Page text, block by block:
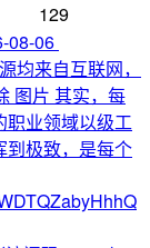
129
08-06
均来自互联网，
图片 其实，每
职业领域以级工
到极致，是每个